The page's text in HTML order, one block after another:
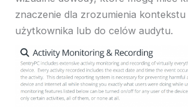
znaczenie dla zrozumienia
użytkownika lub do celów audytu.